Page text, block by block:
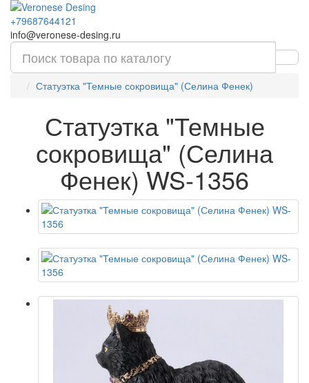
+79687644121
info@veronese-desing.ru
Статуэтка "Темные сокровища" (Селина Фенек)
Статуэтка "Темные
сокровища" (Селина
Фенек) WS-1356